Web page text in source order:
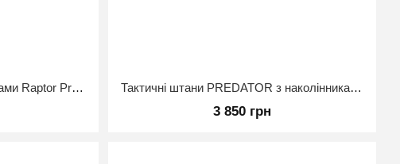
Тактичні штани з наколінниками Raptor Pro Gen 2 FLEX Мультикам 50/3 Тактичні штани PREDATOR з наколінниками, 50/50, Ripstop, Multicam, 50/3
3 850 грн